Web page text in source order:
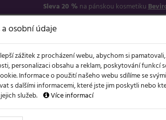
Sleva 20 % na pánskou kosmetiku
NOVĚ LÉTO A VLASY AKCE
osobní údaje
zážitek z procházení webu, abychom si
personalizaci obsahu a reklam, poskytování funkcí
Informace o použití našeho webu sdílíme se
s dalšími informacemi, které jste jim poskytli nebo
služeb.
Více informací